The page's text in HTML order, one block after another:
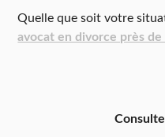
Quelle que soit votre
avocat en divorce près de